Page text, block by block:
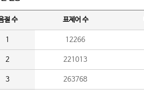
절 수 표제어 수
1 12266
2 221013
3 263768